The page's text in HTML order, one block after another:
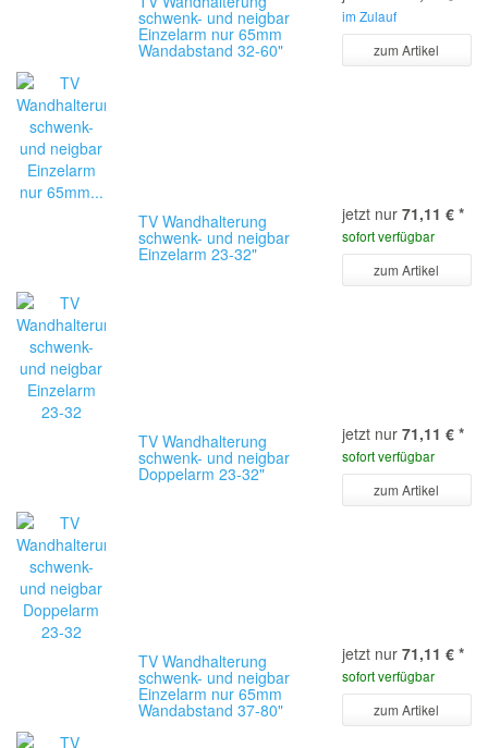
schwenk- und neigbar
Einzelarm nur 65mm
Wandabstand 32-60"
im Zulauf
zum Artikel
TV Wandhalterung
schwenk- und neigbar
Einzelarm 23-32"
jetzt nur 71,11 € *
sofort verfügbar
zum Artikel
TV Wandhalterung
schwenk- und neigbar
Doppelarm 23-32"
jetzt nur 71,11 € *
sofort verfügbar
zum Artikel
TV Wandhalterung
schwenk- und neigbar
Einzelarm nur 65mm
Wandabstand 37-80"
jetzt nur 71,11 € *
sofort verfügbar
zum Artikel